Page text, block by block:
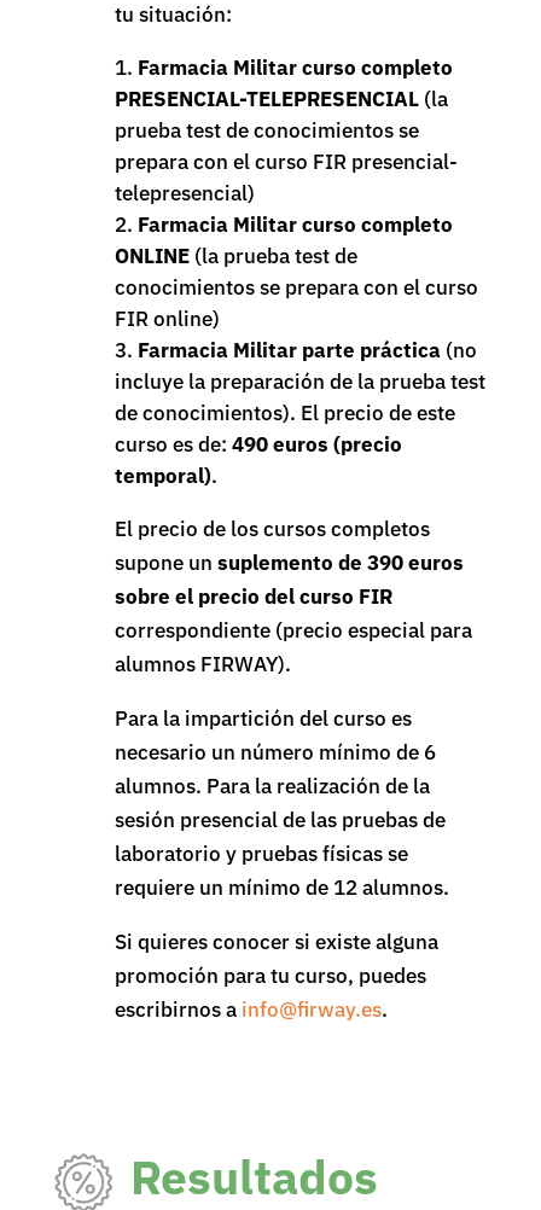
tu situación:
Farmacia Militar curso completo
PRESENCIAL-TELEPRESENCIAL(la
prueba test de conocimientos se
prepara con el curso FIR presencial-
telepresencial)
Farmacia Militar curso completo
ONLINE(la prueba test de
conocimientos se prepara con el curso
FIR online)
Farmacia Militar parte práctica(no
incluye la preparación de la prueba test
de conocimientos). El precio de este
curso es de: 490 euros (precio
temporal).
El precio de los cursos completos
supone un suplemento de 390 euros
sobre el precio del curso FIR
correspondiente (precio especial para
alumnos FIRWAY).
Para la impartición del curso es
necesario un número mínimo de 6
alumnos. Para la realización de la
sesión presencial de las pruebas de
laboratorio y pruebas físicas se
requiere un mínimo de 12 alumnos.
Si quieres conocer si existe alguna
promoción para tu curso, puedes
escribirnos a info@firway.es.
Resultados